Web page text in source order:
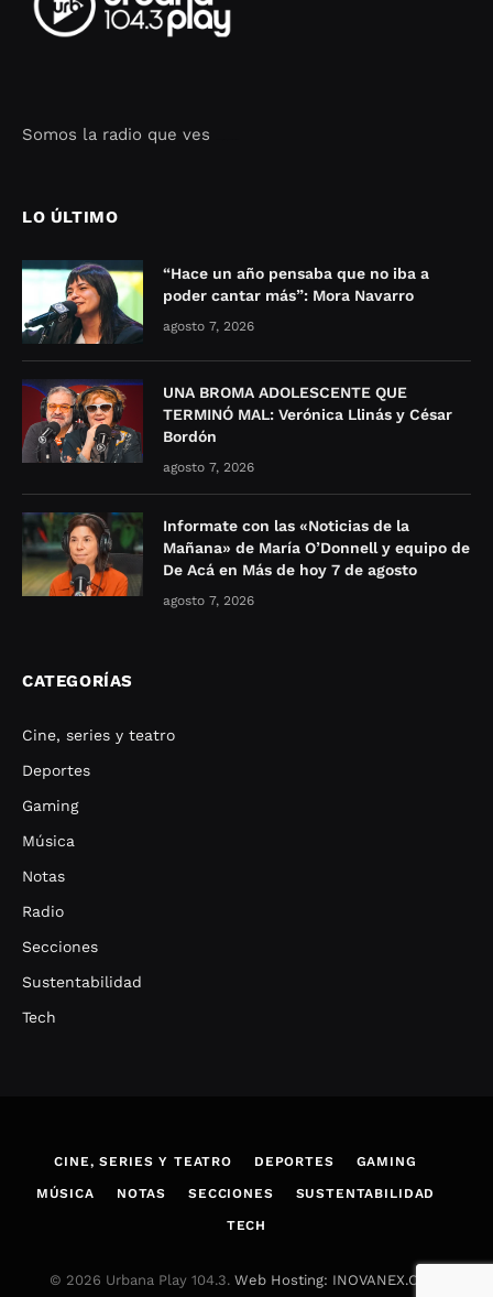
Somos la radio que ves
LO ÚLTIMO
“Hace un año pensaba que no iba a
poder cantar más”: Mora Navarro
agosto 7, 2026
UNA BROMA ADOLESCENTE QUE
TERMINÓ MAL: Verónica Llinás y César
Bordón
agosto 7, 2026
Informate con las «Noticias de la
Mañana» de María O’Donnell y equipo de
De Acá en Más de hoy 7 de agosto
agosto 7, 2026
CATEGORÍAS
Cine, series y teatro
Deportes
Gaming
Música
Notas
Radio
Secciones
Sustentabilidad
Tech
CINE, SERIES Y TEATRO DEPORTES GAMING
MÚSICA NOTAS SECCIONES SUSTENTABILIDAD
TECH
© 2026 Urbana Play 104.3. Web Hosting: INOVANEX.COM